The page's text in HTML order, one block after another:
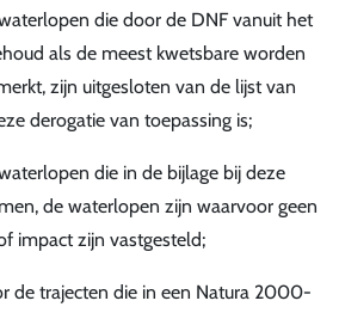
die door de DNF vanuit het
als de meest kwetsbare worden
zijn uitgesloten van de lijst van
derogatie van toepassing is;
die in de bijlage bij deze
de waterlopen zijn waarvoor geen
impact zijn vastgesteld;
de trajecten die in een Natura 2000-